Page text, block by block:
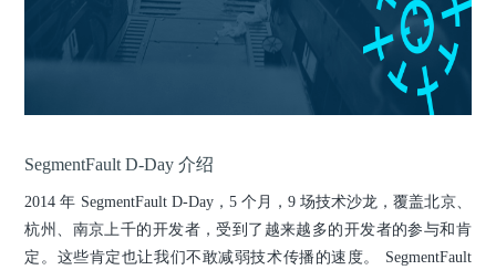
SegmentFault D-Day 介绍
2014 年 SegmentFault D-Day，5 个月，9 场技术沙龙，覆盖北京、
杭州、南京上千的开发者，受到了越来越多的开发者的参与和肯
定。这些肯定也让我们不敢减弱技术传播的速度。 SegmentFault